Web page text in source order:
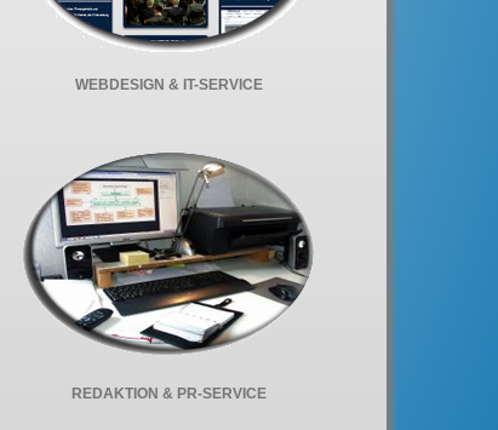
WEBDESIGN & IT-SERVICE
REDAKTION & PR-SERVICE